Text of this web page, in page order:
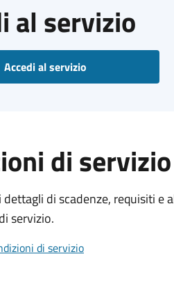
al servizio
Accedi al servizio
di servizio
dettagli di scadenze, requisiti
servizio.
di servizio